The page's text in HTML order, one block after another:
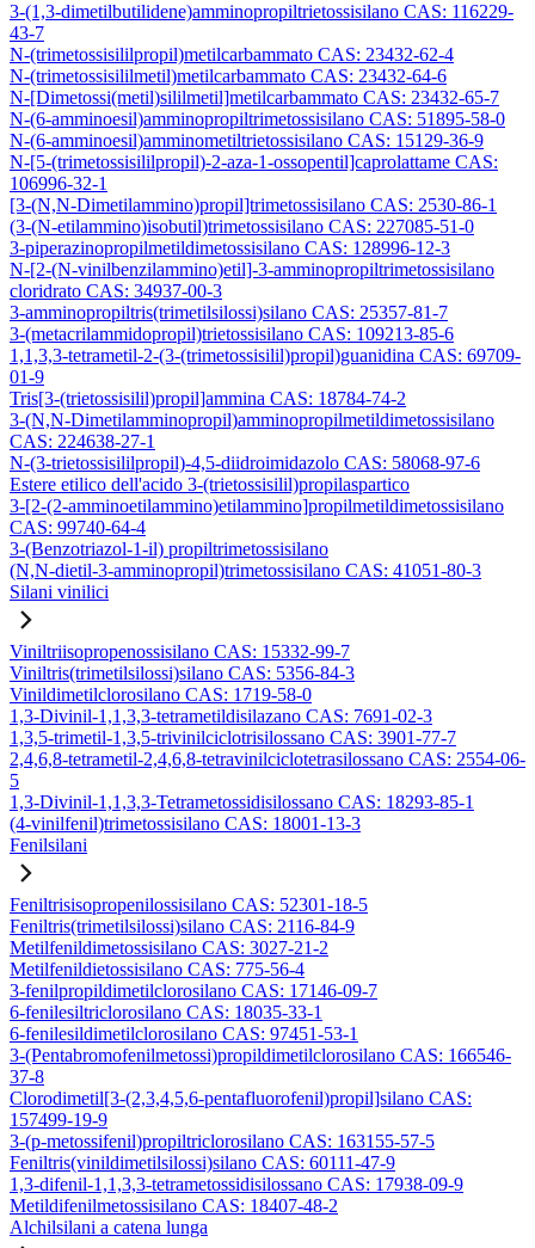
3-(1,3-dimetilbutilidene)amminopropiltrietossisilano CAS: 116229-
43-7
N-(trimetossisililpropil)metilcarbammato CAS: 23432-62-4
N-(trimetossisililmetil)metilcarbammato CAS: 23432-64-6
N-[Dimetossi(metil)sililmetil]metilcarbammato CAS: 23432-65-7
N-(6-amminoesil)amminopropiltrimetossisilano CAS: 51895-58-0
N-(6-amminoesil)amminometiltrietossisilano CAS: 15129-36-9
N-[5-(trimetossisililpropil)-2-aza-1-ossopentil]caprolattame CAS:
106996-32-1
[3-(N,N-Dimetilammino)propil]trimetossisilano CAS: 2530-86-1
(3-(N-etilammino)isobutil)trimetossisilano CAS: 227085-51-0
3-piperazinopropilmetildimetossisilano CAS: 128996-12-3
N-[2-(N-vinilbenzilammino)etil]-3-amminopropiltrimetossisilano
cloridrato CAS: 34937-00-3
3-amminopropiltris(trimetilsilossi)silano CAS: 25357-81-7
3-(metacrilammidopropil)trietossisilano CAS: 109213-85-6
1,1,3,3-tetrametil-2-(3-(trimetossisilil)propil)guanidina CAS: 69709-
01-9
Tris[3-(trietossisilil)propil]ammina CAS: 18784-74-2
3-(N,N-Dimetilamminopropil)amminopropilmetildimetossisilano
CAS: 224638-27-1
N-(3-trietossisililpropil)-4,5-diidroimidazolo CAS: 58068-97-6
Estere etilico dell'acido 3-(trietossisilil)propilaspartico
3-[2-(2-amminoetilammino)etilammino]propilmetildimetossisilano
CAS: 99740-64-4
3-(Benzotriazol-1-il) propiltrimetossisilano
(N,N-dietil-3-amminopropil)trimetossisilano CAS: 41051-80-3
Silani vinilici
Viniltriisopropenossisilano CAS: 15332-99-7
Viniltris(trimetilsilossi)silano CAS: 5356-84-3
Vinildimetilclorosilano CAS: 1719-58-0
1,3-Divinil-1,1,3,3-tetrametildisilazano CAS: 7691-02-3
1,3,5-trimetil-1,3,5-trivinilciclotrisilossano CAS: 3901-77-7
2,4,6,8-tetrametil-2,4,6,8-tetravinilciclotetrasilossano CAS: 2554-06-
5
1,3-Divinil-1,1,3,3-Tetrametossidisilossano CAS: 18293-85-1
(4-vinilfenil)trimetossisilano CAS: 18001-13-3
Fenilsilani
Feniltrisisopropenilossisilano CAS: 52301-18-5
Feniltris(trimetilsilossi)silano CAS: 2116-84-9
Metilfenildimetossisilano CAS: 3027-21-2
Metilfenildietossisilano CAS: 775-56-4
3-fenilpropildimetilclorosilano CAS: 17146-09-7
6-fenilesiltriclorosilano CAS: 18035-33-1
6-fenilesildimetilclorosilano CAS: 97451-53-1
3-(Pentabromofenilmetossi)propildimetilclorosilano CAS: 166546-
37-8
Clorodimetil[3-(2,3,4,5,6-pentafluorofenil)propil]silano CAS:
157499-19-9
3-(p-metossifenil)propiltriclorosilano CAS: 163155-57-5
Feniltris(vinildimetilsilossi)silano CAS: 60111-47-9
1,3-difenil-1,1,3,3-tetrametossidisilossano CAS: 17938-09-9
Metildifenilmetossisilano CAS: 18407-48-2
Alchilsilani a catena lunga